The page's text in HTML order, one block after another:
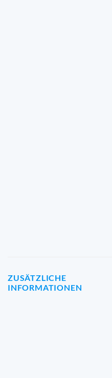
ZUSÄTZLICHE
INFORMATIONEN